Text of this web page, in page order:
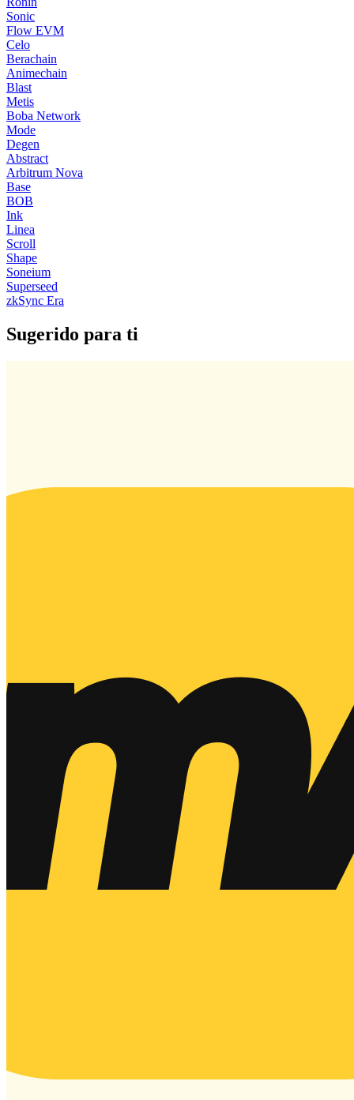
Sonic
Flow EVM
Celo
Berachain
Animechain
Blast
Metis
Boba Network
Mode
Degen
Abstract
Arbitrum Nova
Base
BOB
Ink
Linea
Scroll
Shape
Soneium
Superseed
zkSync Era
Sugerido para ti